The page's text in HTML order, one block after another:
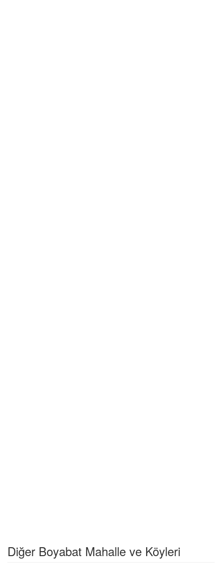
Diğer Boyabat Mahalle ve Köyleri